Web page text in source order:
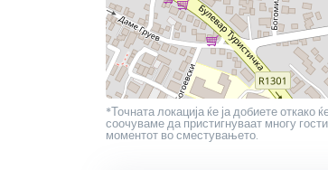
*Точната локација ќе ја добиете откако
соочуваме да пристигнуваат многу
моментот во сместувањето.